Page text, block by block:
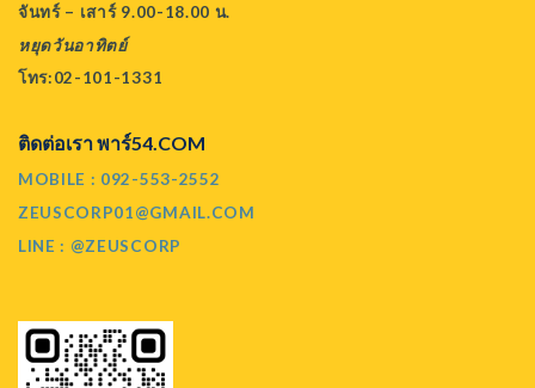
จันทร์ – เสาร์ 9.00-18.00 น.
หยุดวันอาทิตย์
โทร:02-101-1331
ติดต่อเรา พาร์54.COM
MOBILE : 092-553-2552
ZEUSCORP01@GMAIL.COM
LINE : @ZEUSCORP